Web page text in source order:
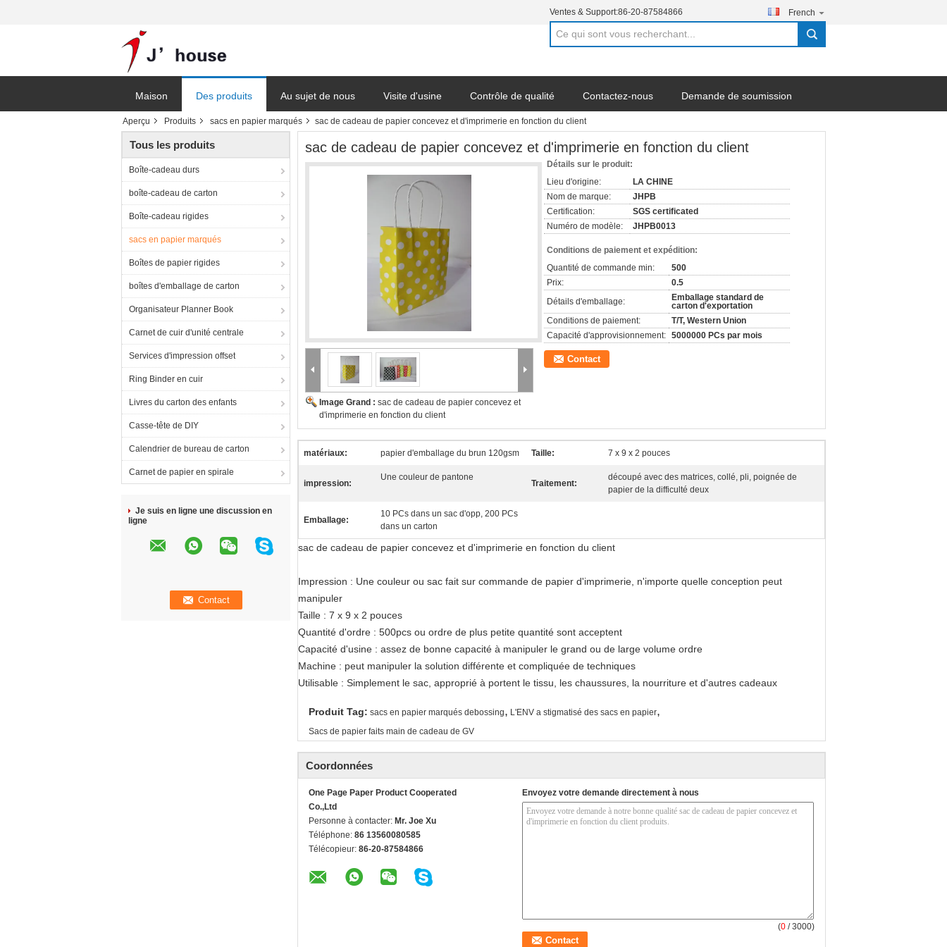
Ventes & Support:86-20-87584866 French
search
Maison Des produits Au sujet de nous Visite d'usine Contrôle de qualité Contactez-nous Demande de soumission
Aperçu Produits sacs en papier marqués sac de cadeau de papier concevez et d'imprimerie en fonction du client
Tous les produits
Boîte-cadeau durs
boîte-cadeau de carton
Boîte-cadeau rigides
sacs en papier marqués
Boîtes de papier rigides
boîtes d'emballage de carton
Organisateur Planner Book
Carnet de cuir d'unité centrale
Services d'impression offset
Ring Binder en cuir
Livres du carton des enfants
Casse-tête de DIY
Calendrier de bureau de carton
Carnet de papier en spirale
Je suis en ligne une discussion en
ligne
sac de cadeau de papier concevez et d'imprimerie en fonction du client
Image Grand : sac de cadeau de papier concevez et
d'imprimerie en fonction du client
Détails sur le produit:
Lieu d'origine:
LA CHINE
Nom de marque:
JHPB
Certification:
SGS certificated
Numéro de modèle:
JHPB0013
Conditions de paiement et expédition:
Quantité de commande min:
500
Prix:
0.5
Détails d'emballage:
Emballage standard de
carton d'exportation
Conditions de paiement:
T/T, Western Union
Capacité d'approvisionnement: 5000000 PCs par mois
Contact
matériaux: papier d'emballage du brun 120gsm Taille: 7 x 9 x 2 pouces
impression:
Une couleur de pantone
Traitement:
découpé avec des matrices, collé, pli, poignée de
papier de la difficulté deux
Emballage:
10 PCs dans un sac d'opp, 200 PCs
dans un carton
sac de cadeau de papier concevez et d'imprimerie en fonction du client
Impression : Une couleur ou sac fait sur commande de papier d'imprimerie, n'importe quelle conception peut
manipuler
Taille : 7 x 9 x 2 pouces
Quantité d'ordre : 500pcs ou ordre de plus petite quantité sont acceptent
Capacité d'usine : assez de bonne capacité à manipuler le grand ou de large volume ordre
Machine : peut manipuler la solution différente et compliquée de techniques
Utilisable : Simplement le sac, approprié à portent le tissu, les chaussures, la nourriture et d'autres cadeaux
Produit Tag: sacs en papier marqués debossing, L'ENV a stigmatisé des sacs en papier,
Sacs de papier faits main de cadeau de GV
Coordonnées
One Page Paper Product Cooperated
Co.,Ltd
Personne à contacter: Mr. Joe Xu
Téléphone: 86 13560080585
Télécopieur: 86-20-87584866
Envoyez votre demande directement à nous
(0 / 3000)